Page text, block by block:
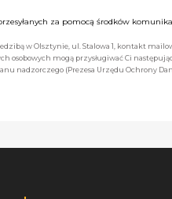
za pomocą środków
w Olsztynie, ul. Stalowa 1, kontakt
osobowych mogą przysługiwać Ci
nadzorczego (Prezesa Urzędu Ochrony